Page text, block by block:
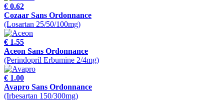
€ 0.62
Cozaar Sans Ordonnance
(Losartan 25/50/100mg)
€ 1.55
Aceon Sans Ordonnance
(Perindopril Erbumine 2/4mg)
€ 1.00
Avapro Sans Ordonnance
(Irbesartan 150/300mg)